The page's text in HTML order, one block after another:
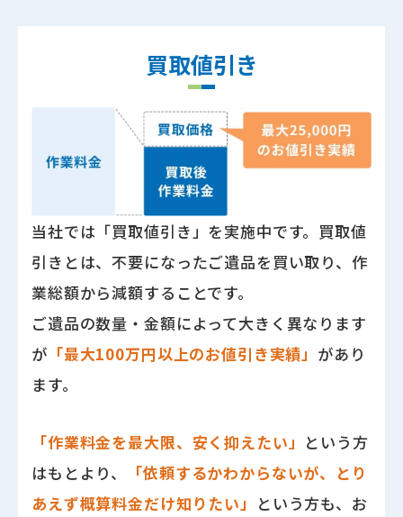
買取値引き
当社では「買取値引き」を実施中です。買取値
引きとは、不要になったご遺品を買い取り、作
業総額から減額することです。
ご遺品の数量・金額によって大きく異なります
が 「最大100万円以上のお値引き実績」 があり
ます。
「作業料金を最大限、安く抑えたい」 という方
はもとより、
「依頼するかわからないが、とり
あえず概算料金だけ知りたい」 という方も、お